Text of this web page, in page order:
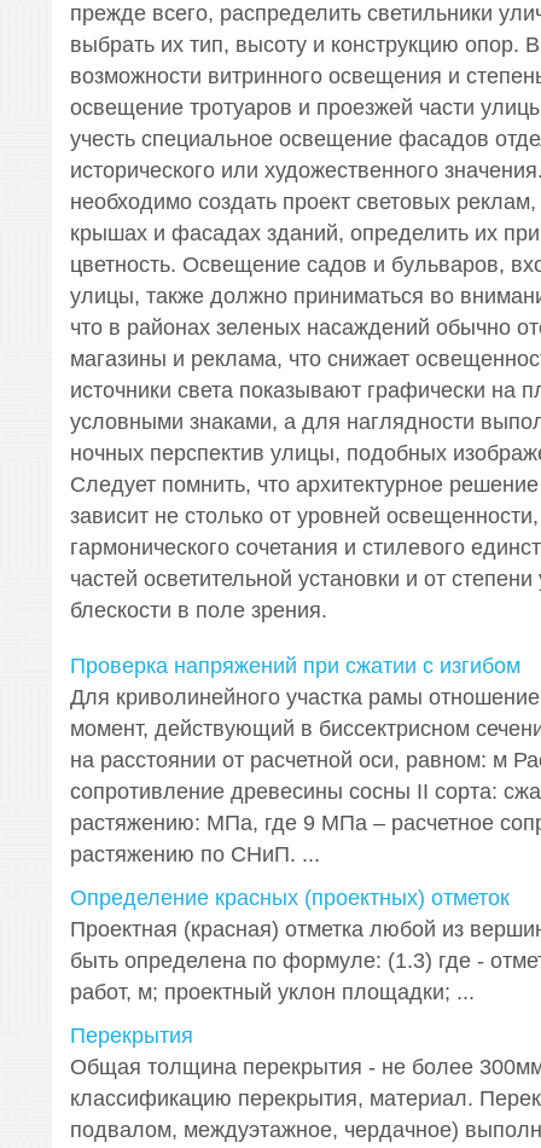
прежде всего, распределить светильники
выбрать их тип, высоту и конструкцию опор.
возможности витринного освещения и
освещение тротуаров и проезжей части
учесть специальное освещение фасадов
исторического или художественного
необходимо создать проект световых
крышах и фасадах зданий, определить их
цветность. Освещение садов и бульваров,
улицы, также должно приниматься во
что в районах зеленых насаждений обычно
магазины и реклама, что снижает
источники света показывают графически на
условными знаками, а для наглядности
ночных перспектив улицы, подобных
Следует помнить, что архитектурное
зависит не столько от уровней освещенности,
гармонического сочетания и стилевого
частей осветительной установки и от
блескости в поле зрения.
Проверка напряжений при сжатии с изгибом
Для криволинейного участка рамы
момент, действующий в биссектрисном
на расстоянии от расчетной оси, равном: м
сопротивление древесины сосны II сорта:
растяжению: МПа, где 9 МПа – расчетное
растяжению по СНиП. ...
Определение красных (проектных) отметок
Проектная (красная) отметка любой из
быть определена по формуле: (1.3) где -
работ, м; проектный уклон площадки; ...
Перекрытия
Общая толщина перекрытия - не более
классификацию перекрытия, материал.
подвалом, междуэтажное, чердачное)